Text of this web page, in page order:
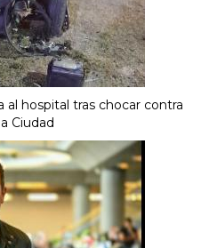
al hospital tras chocar contra
Ciudad